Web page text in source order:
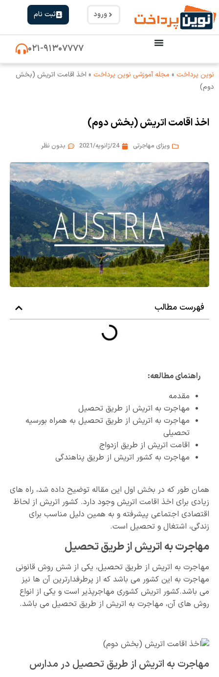
ورود ثبت نام
۰۲۱-۹۱۳۰۷۷۷۷
نوین پرداخت » مجله آموزشی نوین پرداخت » اخذ اقامت اتریش (بخش
دوم)
اخذ اقامت اتریش (بخش دوم)
ویزای مهاجرتی 24/ژانویه/2021 بدون نظر
فهرست مطالب
راهنمای مطالعه:
مقدمه
مهاجرت به اتریش از طریق تحصیل
مهاجرت به اتریش از طریق تحصیل به همراه بورسیه
تحصیلی
اقامت اتریش از طریق ازدواج
مهاجرت به کشور اتریش از طریق پناهندگی
همان طور که در بخش اول این مقاله توضیح داده شد، راه های
زیادی برای اخذ اقامت اتریش وجود دارد. کشور اتریش از لحاظ
اقتصادی اجتماعی پیشرفته و به همین دلیل مناسب برای
زندگی، اشتغال و تحصیل است.
مهاجرت به اتریش از طریق تحصیل
مهاجرت به اتریش از طریق تحصیل، یکی از شش روش قانونی
مهاجرت به این کشور می باشد که از پرطرفدارترین آن ها نیز
می باشد.کشور اتریش کشوری مهاجرپذیر است و یکی از انواع
روش های آن، مهاجرت به اتریش از طریق تحصیل می باشد.
مهاجرت به اتریش از طریق تحصیل در مدارس